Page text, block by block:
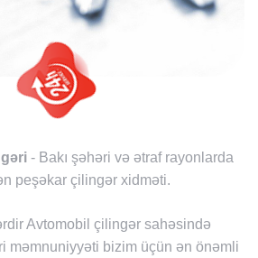
- Bakı şəhəri və ətraf rayonlarda
peşəkar çilingər xidməti.
Avtomobil çilingər sahəsində
məmnuniyyəti bizim üçün ən önəmli